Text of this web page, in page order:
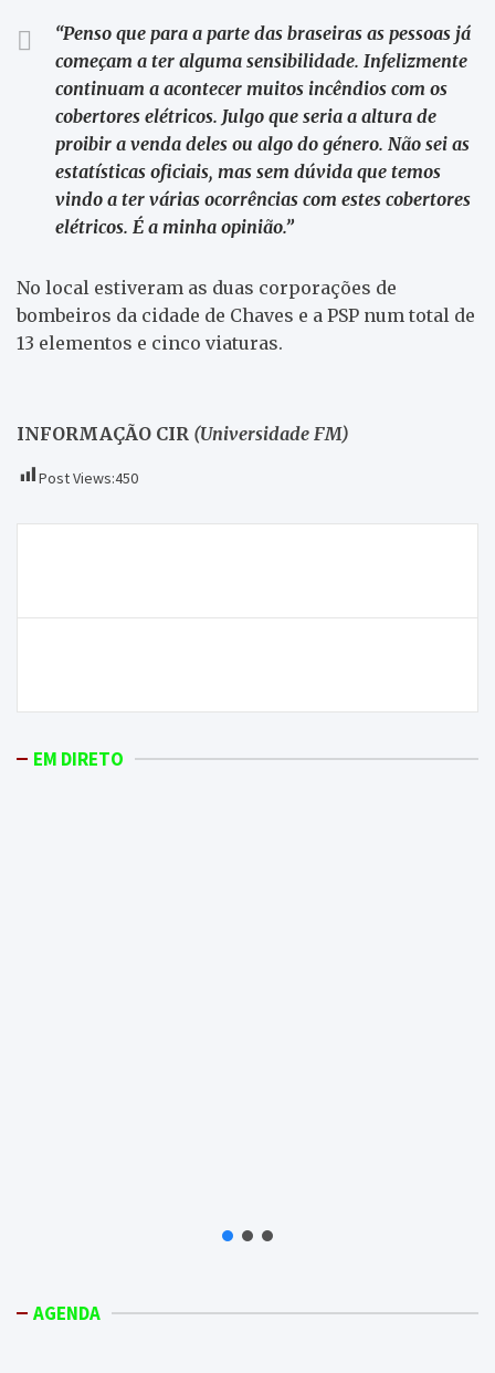
“Penso que para a parte das braseiras as pessoas já
começam a ter alguma sensibilidade. Infelizmente
continuam a acontecer muitos incêndios com os
cobertores elétricos. Julgo que seria a altura de
proibir a venda deles ou algo do género. Não sei as
estatísticas oficiais, mas sem dúvida que temos
vindo a ter várias ocorrências com estes cobertores
elétricos. É a minha opinião.”
No local estiveram as duas corporações de
bombeiros da cidade de Chaves e a PSP num total de
13 elementos e cinco viaturas.
INFORMAÇÃO CIR (Universidade FM)
Post Views:450
artigos
EM DIRETO
AGENDA